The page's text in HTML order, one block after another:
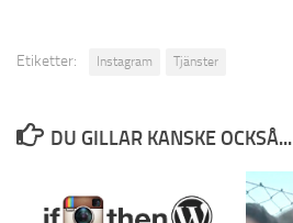
Etiketter: Instagram Tjänster
DU GILLAR KANSKE OCKSÅ...